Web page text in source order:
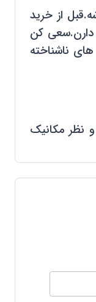
از خرید
دارن.سعی کن
ناشناخته
و نظر مکانیک